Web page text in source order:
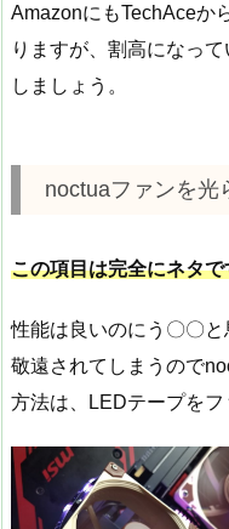
AmazonにもTechAceか
りますが、割高になっ
しましょう。
noctuaファンを光
この項目は完全にネタで
性能は良いのにう〇〇と
敬遠されてしまうので
方法は、LEDテープをフ